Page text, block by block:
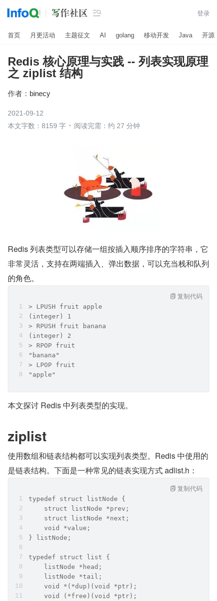
 登录
首页 月更活动 主题征文 AI golang 移动开发 Java 开源
Redis 核心原理与实践 -- 列表实现原理
之 ziplist 结构
作者： binecy
2021-09-12
本文字数：8159 字
阅读完需：约 27 分钟
Redis 列表类型可以存储一组按插入顺序排序的字符串，它
非常灵活，支持在两端插入、弹出数据，可以充当栈和队列
的角色。
> LPUSH fruit apple
(integer) 1
> RPUSH fruit banana
(integer) 2
> RPOP fruit
"banana"
> LPOP fruit
"apple"
复制代码
本文探讨 Redis 中列表类型的实现。
ziplist
使用数组和链表结构都可以实现列表类型。Redis 中使用的
是链表结构。下面是一种常见的链表实现方式 adlist.h：
typedef struct listNode {
    struct listNode *prev;
    struct listNode *next;
    void *value;
} listNode;
typedef struct list {
    listNode *head;
    listNode *tail;
    void *(*dup)(void *ptr);
    void (*free)(void *ptr);
复制代码